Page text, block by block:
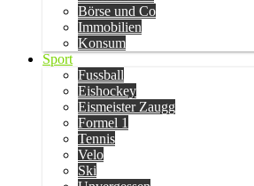
Börse und Co
Immobilien
Konsum
Sport
Fussball
Eishockey
Eismeister Zaugg
Formel 1
Tennis
Velo
Ski